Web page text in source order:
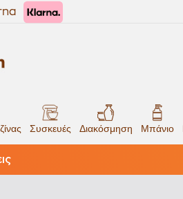
Συσκευές Διακόσμηση Μπάνιο